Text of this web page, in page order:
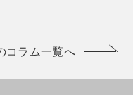
コラム一覧へ